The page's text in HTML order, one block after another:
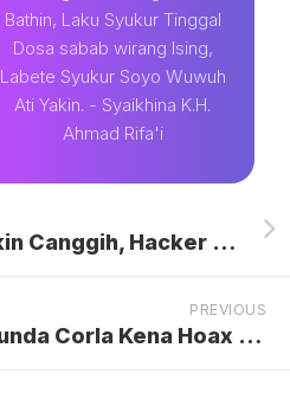
Bathin, Laku Syukur Tinggal
Dosa sabab wirang Ising,
Labete Syukur Soyo Wuwuh
Ati Yakin. - Syaikhina K.H.
Ahmad Rifa'i
Makin Canggih, Hacker Kini Pakai AI dan Deepfake untuk Bobol Sistem Keamanan
PREVIOUS
Bunda Corla Kena Hoax Meninggal Dunia, Kecam Penyebar Berita Bohong dengan Tegas